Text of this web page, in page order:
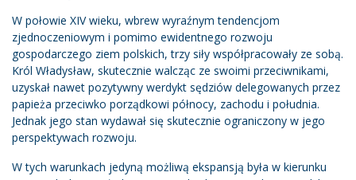
W połowie XIV wieku, wbrew wyraźnym tendencjom
zjednoczeniowym i pomimo ewidentnego rozwoju
gospodarczego ziem polskich, trzy siły współpracowały ze sobą.
Król Władysław, skutecznie walcząc ze swoimi przeciwnikami,
uzyskał nawet pozytywny werdykt sędziów delegowanych przez
papieża przeciwko porządkowi północy, zachodu i południa.
Jednak jego stan wydawał się skutecznie ograniczony w jego
perspektywach rozwoju.
W tych warunkach jedyną możliwą ekspansją była w kierunku